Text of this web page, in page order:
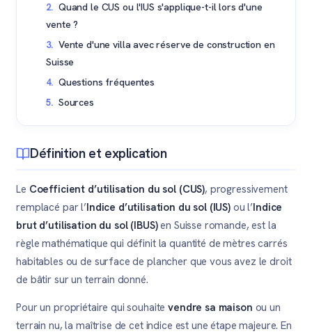
Quand le CUS ou l'IUS s'applique-t-il lors d'une
vente ?
Vente d'une villa avec réserve de construction en
Suisse
Questions fréquentes
Sources
Définition et explication
Le Coefficient d’utilisation du sol (CUS), progressivement
remplacé par l’Indice d’utilisation du sol (IUS) ou l’Indice
brut d’utilisation du sol (IBUS)en Suisse romande, est la
règle mathématique qui définit la quantité de mètres carrés
habitables ou de surface de plancher que vous avez le droit
de bâtir sur un terrain donné.
Pour un propriétaire qui souhaitevendre sa maison ou un
terrain nu, la maîtrise de cet indice est une étape majeure. En